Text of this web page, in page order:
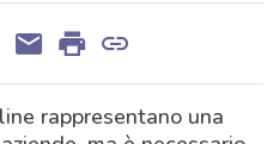
rappresentano una